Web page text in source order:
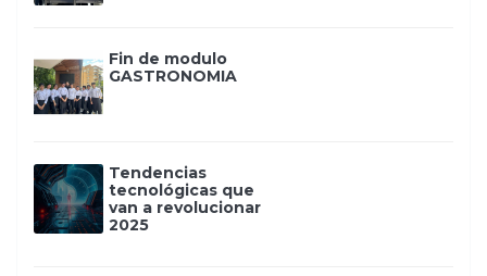
Fin de modulo
GASTRONOMIA
Tendencias
tecnológicas que
van a revolucionar
2025